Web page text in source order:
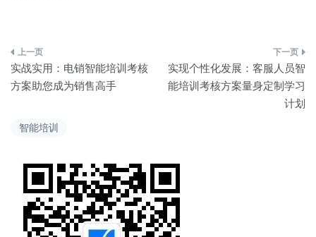
智能培训
文
章
实战实用：电销智能培训考核
方案助您成为销售高手
实现个性化发展：客服人员智
能培训考核方案量身定制学习
计划